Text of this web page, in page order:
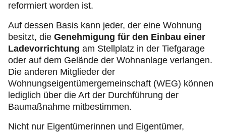
reformiert worden ist.
Auf dessen Basis kann jeder, der eine Wohnung
besitzt, die Genehmigung für den Einbau einer
Ladevorrichtung am Stellplatz in der Tiefgarage
oder auf dem Gelände der Wohnanlage verlangen.
Die anderen Mitglieder der
Wohnungseigentümergemeinschaft (WEG) können
lediglich über die Art der Durchführung der
Baumaßnahme mitbestimmen.
Nicht nur Eigentümerinnen und Eigentümer,